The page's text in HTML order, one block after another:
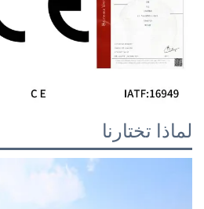
لماذا تختارنا